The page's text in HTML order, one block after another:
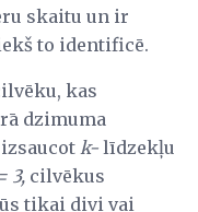
skaitu un ir
to identificē.
kas
dzimuma
k- līdzekļu
3, cilvēkus
tikai divi vai